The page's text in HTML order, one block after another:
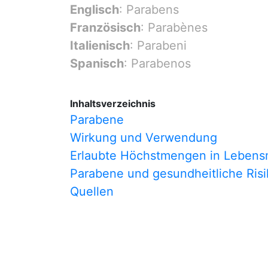
Englisch: Parabens
Französisch: Parabènes
Italienisch: Parabeni
Spanisch: Parabenos
Inhaltsverzeichnis
Parabene
Wirkung und Verwendung
Erlaubte Höchstmengen in
Parabene und gesundheitliche
Quellen